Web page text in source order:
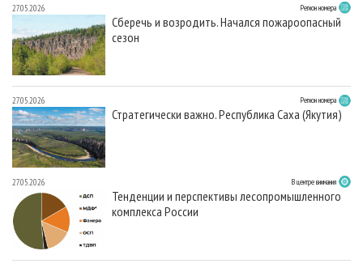
27.05.2026 Регион номера
Сберечь и возродить. Начался пожароопасный
сезон
27.05.2026 Регион номера
Стратегически важно. Республика Саха (Якутия)
27.05.2026 В центре внимания
Тенденции и перспективы лесопромышленного
комплекса России